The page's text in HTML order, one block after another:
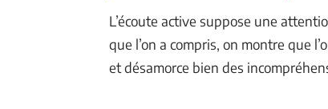
L’écoute active suppose une
que l’on a compris, on montre que
et désamorce bien des